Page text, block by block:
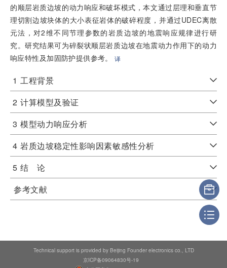
的顺层岩质边坡的动力响应和破坏模式，本文通过层理和垂直节
理切割边坡块体的大小表征岩体的破碎程度，并通过UDEC离散
元法，对2维不同节理参数的岩质边坡的地震响应规律进行研
究。研究结果可为碎裂状顺层岩质边坡在地震动力作用下的动力
响应特性及加固防护提供参考。
译
1 工程背景
2 计算模型及验证
3 模型动力响应分析
4 岩质边坡稳定性影响因素敏感性分析
5 结 论
参考文献
Technical support is provided by Beijing Founder electronics co., LTD
京ICP备09064830号-19